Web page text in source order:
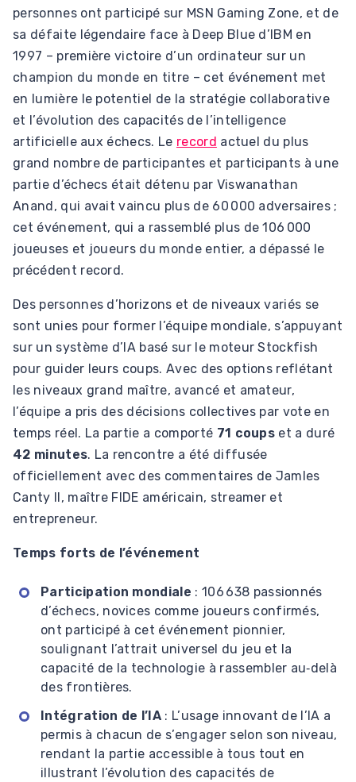
personnes ont participé sur MSN Gaming Zone, et de
sa défaite légendaire face à Deep Blue d’IBM en
1997 – première victoire d’un ordinateur sur un
champion du monde en titre – cet événement met
en lumière le potentiel de la stratégie collaborative
et l’évolution des capacités de l’intelligence
artificielle aux échecs. Le record actuel du plus
grand nombre de participantes et participants à une
partie d’échecs était détenu par Viswanathan
Anand, qui avait vaincu plus de 60 000 adversaires ;
cet événement, qui a rassemblé plus de 106 000
joueuses et joueurs du monde entier, a dépassé le
précédent record.
Des personnes d’horizons et de niveaux variés se
sont unies pour former l’équipe mondiale, s’appuyant
sur un système d’IA basé sur le moteur Stockfish
pour guider leurs coups. Avec des options reflétant
les niveaux grand maître, avancé et amateur,
l’équipe a pris des décisions collectives par vote en
temps réel. La partie a comporté 71 coups et a duré
42 minutes. La rencontre a été diffusée
officiellement avec des commentaires de JamIes
Canty II, maître FIDE américain, streamer et
entrepreneur.
Temps forts de l’événement
Participation mondiale : 106 638 passionnés
d’échecs, novices comme joueurs confirmés,
ont participé à cet événement pionnier,
soulignant l’attrait universel du jeu et la
capacité de la technologie à rassembler au‑delà
des frontières.
Intégration de l’IA : L’usage innovant de l’IA a
permis à chacun de s’engager selon son niveau,
rendant la partie accessible à tous tout en
illustrant l’évolution des capacités de